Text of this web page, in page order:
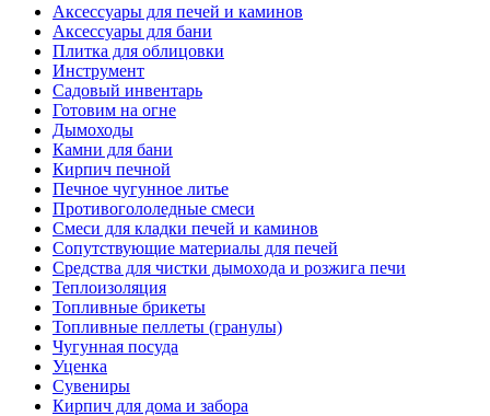
Аксессуары для печей и каминов
Аксессуары для бани
Плитка для облицовки
Инструмент
Садовый инвентарь
Готовим на огне
Дымоходы
Камни для бани
Кирпич печной
Печное чугунное литье
Противогололедные смеси
Смеси для кладки печей и каминов
Сопутствующие материалы для печей
Средства для чистки дымохода и розжига печи
Теплоизоляция
Топливные брикеты
Топливные пеллеты (гранулы)
Чугунная посуда
Уценка
Сувениры
Кирпич для дома и забора